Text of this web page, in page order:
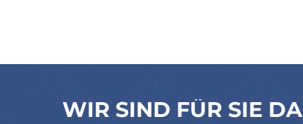
WIR SIND FÜR SIE DA